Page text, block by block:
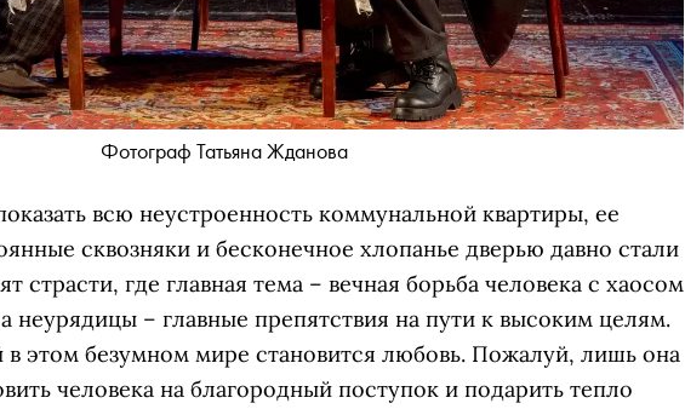
Фотограф Татьяна Жданова
всю неустроенность коммунальной квартиры, ее
сквозняки и бесконечное хлопанье дверью давно стали
страсти, где главная тема – вечная борьба человека с хаосом
неурядицы – главные препятствия на пути к высоким целям.
этом безумном мире становится любовь. Пожалуй, лишь она
человека на благородный поступок и подарить тепло